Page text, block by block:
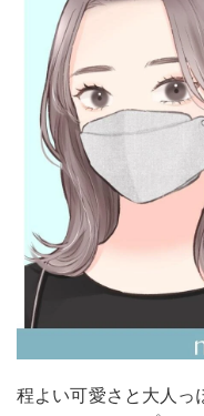
程よい可愛さと大人っ